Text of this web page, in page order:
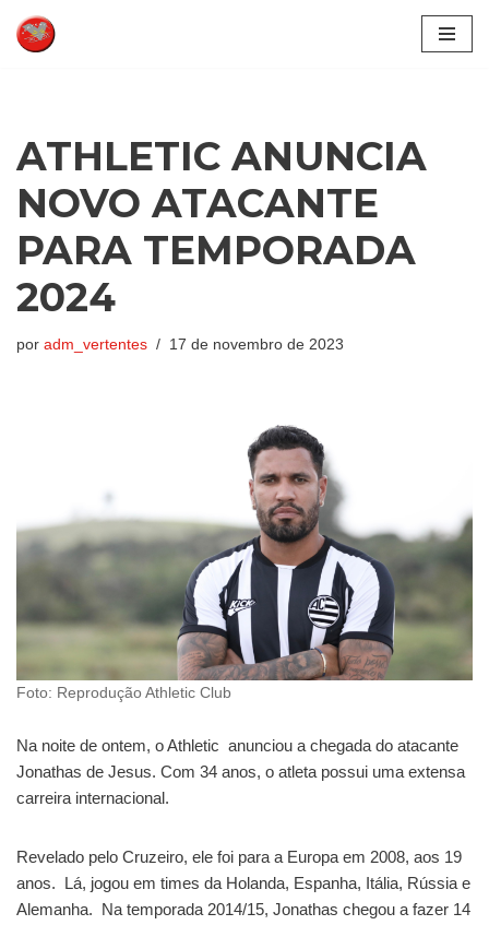
Pular
ATHLETIC ANUNCIA
NOVO ATACANTE
PARA TEMPORADA
2024
por adm_vertentes 17 de novembro de 2023
Foto: Reprodução Athletic Club
Na noite de ontem, o Athletic anunciou a chegada do atacante
Jonathas de Jesus. Com 34 anos, o atleta possui uma extensa
carreira internacional.
Revelado pelo Cruzeiro, ele foi para a Europa em 2008, aos 19
anos. Lá, jogou em times da Holanda, Espanha, Itália, Rússia e
Alemanha. Na temporada 2014/15, Jonathas chegou a fazer 14